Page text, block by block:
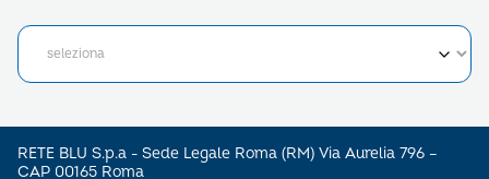
RETE BLU S.p.a - Sede Legale Roma (RM) Via Aurelia 796 –
CAP 00165 Roma